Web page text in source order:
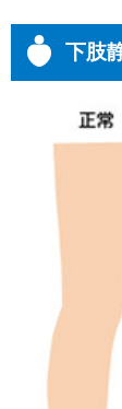
下肢